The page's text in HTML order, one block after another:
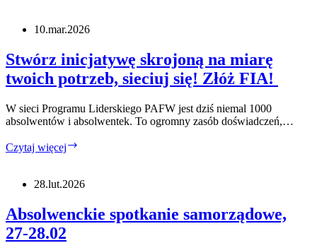
rekrutacji
XXII
edycji
10.mar.2026
Stwórz inicjatywę skrojoną na miarę
twoich potrzeb, sieciuj się! Złóż FIA!
W sieci Programu Liderskiego PAFW jest dziś niemal 1000
absolwentów i absolwentek. To ogromny zasób doświadczeń,…
Czytaj więcej
na
twoich
potrzeb,
28.lut.2026
Absolwenckie spotkanie samorządowe,
27-28.02